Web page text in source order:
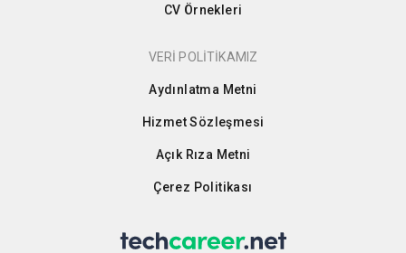
CV Örnekleri
VERİ POLİTİKAMIZ
Aydınlatma Metni
Hizmet Sözleşmesi
Açık Rıza Metni
Çerez Politikası